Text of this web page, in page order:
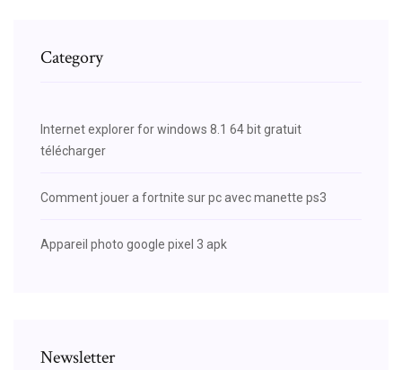
Category
Internet explorer for windows 8.1 64 bit gratuit
télécharger
Comment jouer a fortnite sur pc avec manette ps3
Appareil photo google pixel 3 apk
Newsletter